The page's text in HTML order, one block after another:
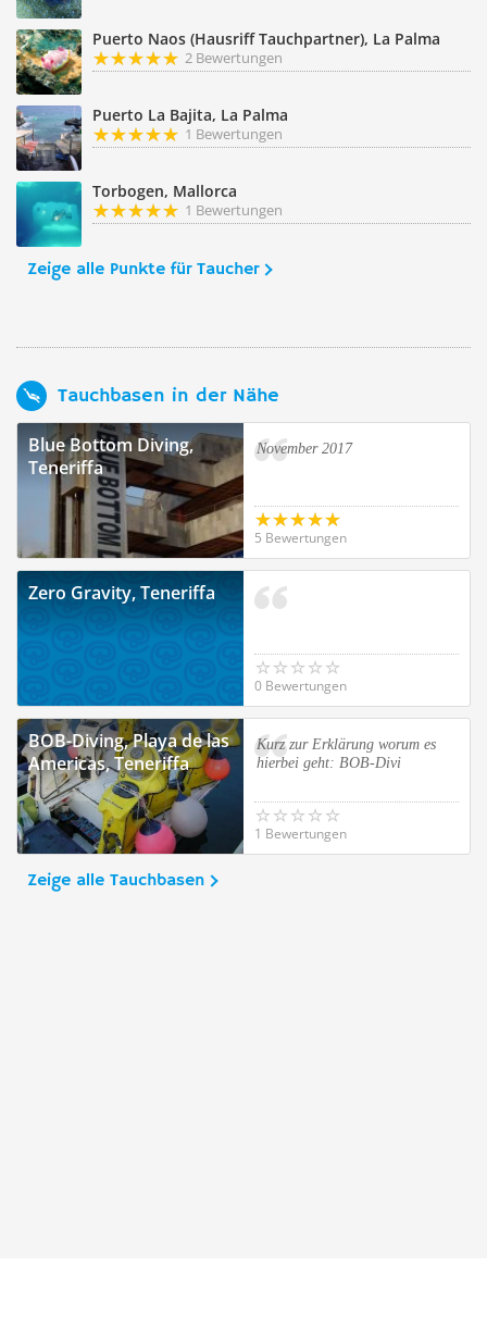
Puerto Naos (Hausriff Tauchpartner), La Palma
2 Bewertungen
Puerto La Bajita, La Palma
1 Bewertungen
Torbogen, Mallorca
1 Bewertungen
Zeige alle Punkte für Taucher
Tauchbasen in der Nähe
Blue Bottom Diving,
Teneriffa
November 2017
5 Bewertungen
Zero Gravity, Teneriffa
0 Bewertungen
BOB-Diving, Playa de las
Americas, Teneriffa
Kurz zur Erklärung worum es
hierbei geht: BOB-Divi
1 Bewertungen
Zeige alle Tauchbasen